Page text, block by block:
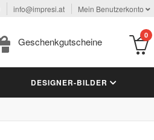
info@impresi.at Mein Benutzerkonto
Geschenkgutscheine
0
DESIGNER-BILDER